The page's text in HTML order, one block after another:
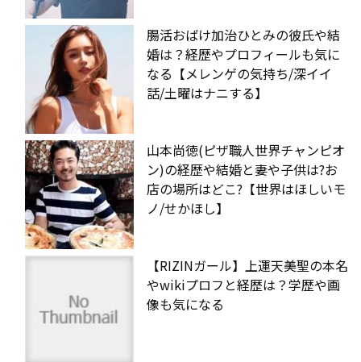
腸活おばけ加治ひとみの彼氏や結
婚は？経歴やプロフィールも気に
なる【メレンゲの気持ち/深イイ
話/土曜はナニする】
山本尚徳(ピザ職人世界チャンピオ
ン)の経歴や結婚と妻や子供は?お
店の場所はどこ?【世界はほしいモ
ノ/せかほし】
【RIZINガール】上運天美聖の本名
やwikiプロフと経歴は？学歴や画
像も気になる